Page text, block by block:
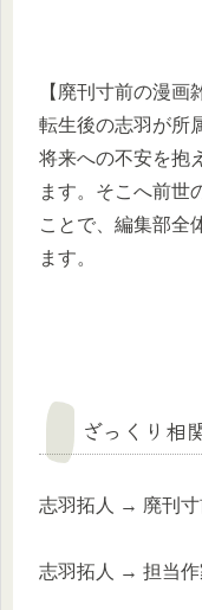
【廃刊寸前の漫画
転生後の志羽が所
将来への不安を抱
ます。そこへ前世
ことで、編集部全
ます。
ざっくり相
志羽拓人 → 廃刊寸
志羽拓人 → 担当作